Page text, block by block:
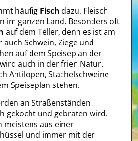
häufig Fisch dazu, Fleisch
im ganzen Land. Besonders oft
auf dem Teller, denn es ist am
Schwein, Ziege und
auf dem Speiseplan der
auch in der frien Natur.
Antilopen, Stachelschweine
Speiseplan stehen.
an Straßenständen
gekocht und gebraten wird.
meistens aus einer
und immer mit der